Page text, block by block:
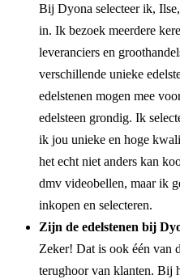
Bij Dyona selecteer ik,
in. Ik bezoek meerdere
leveranciers en
verschillende unieke
edelstenen mogen mee
edelsteen grondig. Ik
ik jou unieke en hoge
het echt niet anders kan
dmv videobellen, maar ik
inkopen en selecteren.
Zijn de edelstenen bij
Zeker! Dat is ook één van
terughoor van klanten. Bij